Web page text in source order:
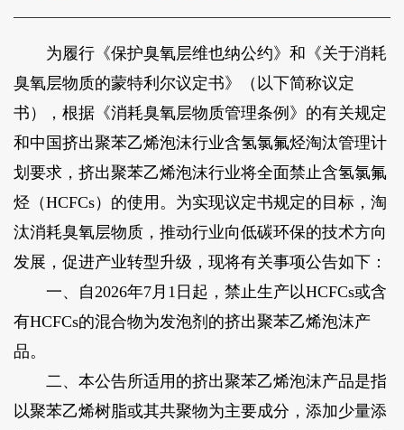
为履行《保护臭氧层维也纳公约》和《关于消耗
臭氧层物质的蒙特利尔议定书》（以下简称议定
书），根据《消耗臭氧层物质管理条例》的有关规定
和中国挤出聚苯乙烯泡沫行业含氢氯氟烃淘汰管理计
划要求，挤出聚苯乙烯泡沫行业将全面禁止含氢氯氟
烃（HCFCs）的使用。为实现议定书规定的目标，淘
汰消耗臭氧层物质，推动行业向低碳环保的技术方向
发展，促进产业转型升级，现将有关事项公告如下：
一、自2026年7月1日起，禁止生产以HCFCs或含
有HCFCs的混合物为发泡剂的挤出聚苯乙烯泡沫产
品。
二、本公告所适用的挤出聚苯乙烯泡沫产品是指
以聚苯乙烯树脂或其共聚物为主要成分，添加少量添